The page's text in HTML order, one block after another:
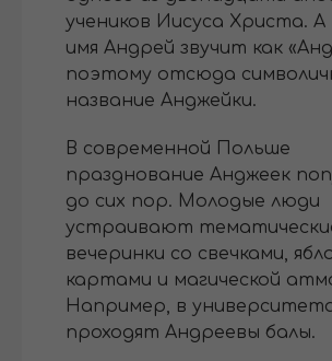
учеников Иисуса Христа.
имя Андрей звучит как
поэтому отсюда
название Анджейки.
В современной Польше
празднование Анджеек
до сих пор. Молодые люди
устраивают
вечеринки со свечками,
картами и магической
Например, в
проходят Андреевы балы.